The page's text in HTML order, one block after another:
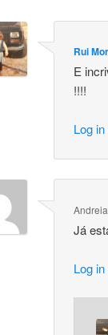
Rui
E
!!!!
Log
Já
Log